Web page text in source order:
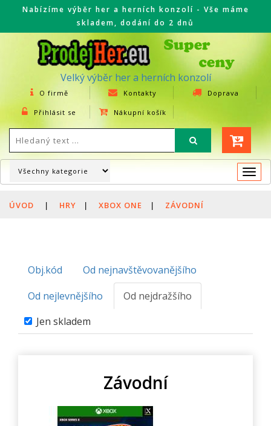
Nabízíme výběr her a herních konzolí - Vše máme
skladem, dodání do 2 dnů
Velký výběr her a herních konzolí
O firmě Kontakty Doprava
Přihlásit se Nákupní košík
ÚVOD | HRY | XBOX ONE | ZÁVODNÍ
Obj.kód
Od nejnavštěvovanějšího
Od nejlevnějšího
Od nejdražšího
Jen skladem
Závodní